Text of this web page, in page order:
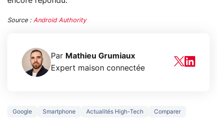
Source : Android Authority
Par Mathieu Grumiaux
Expert maison connectée
Google Smartphone Actualités High-Tech Comparer
5 générations de
Ce que vous